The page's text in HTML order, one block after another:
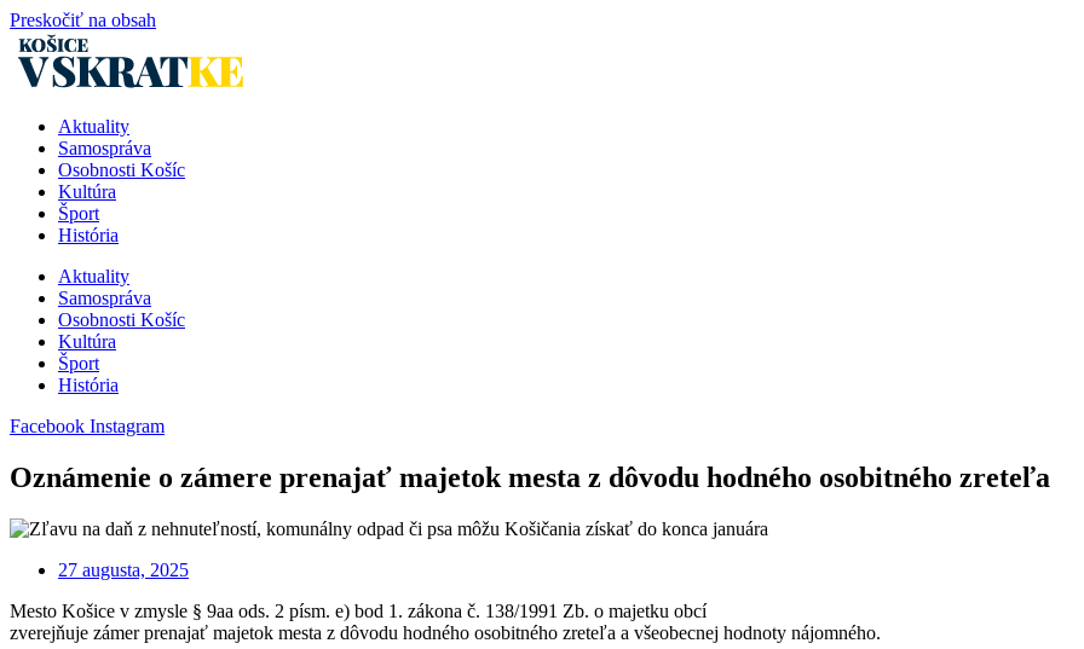
Preskočiť na obsah
Aktuality
Samospráva
Osobnosti Košíc
Kultúra
Šport
História
Aktuality
Samospráva
Osobnosti Košíc
Kultúra
Šport
História
Facebook Instagram
Oznámenie o zámere prenajať majetok mesta z dôvodu hodného osobitného zreteľa
27 augusta, 2025
Mesto Košice v zmysle § 9aa ods. 2 písm. e) bod 1. zákona č. 138/1991 Zb. o majetku obcí
zverejňuje zámer prenajať majetok mesta z dôvodu hodného osobitného zreteľa a všeobecnej hodnoty nájomného.